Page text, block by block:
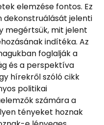
elemzése fontos. Ez
jelenti
megértsük, mit jelent
indítéka. Az
foglalják a
és a perspektíva
hírekről szóló cikk
politikai
számára a
tényeket hoznak